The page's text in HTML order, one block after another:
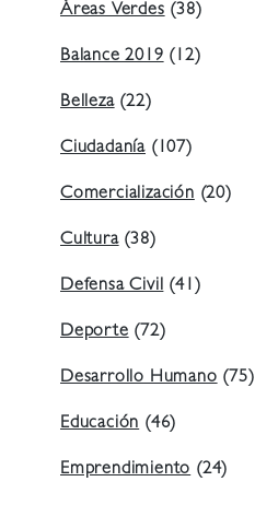
Áreas Verdes (38)
Balance 2019 (12)
Belleza(22)
Ciudadanía (107)
Comercialización (20)
Cultura(38)
Defensa Civil (41)
Deporte (72)
Desarrollo Humano (75)
Educación (46)
Emprendimiento (24)